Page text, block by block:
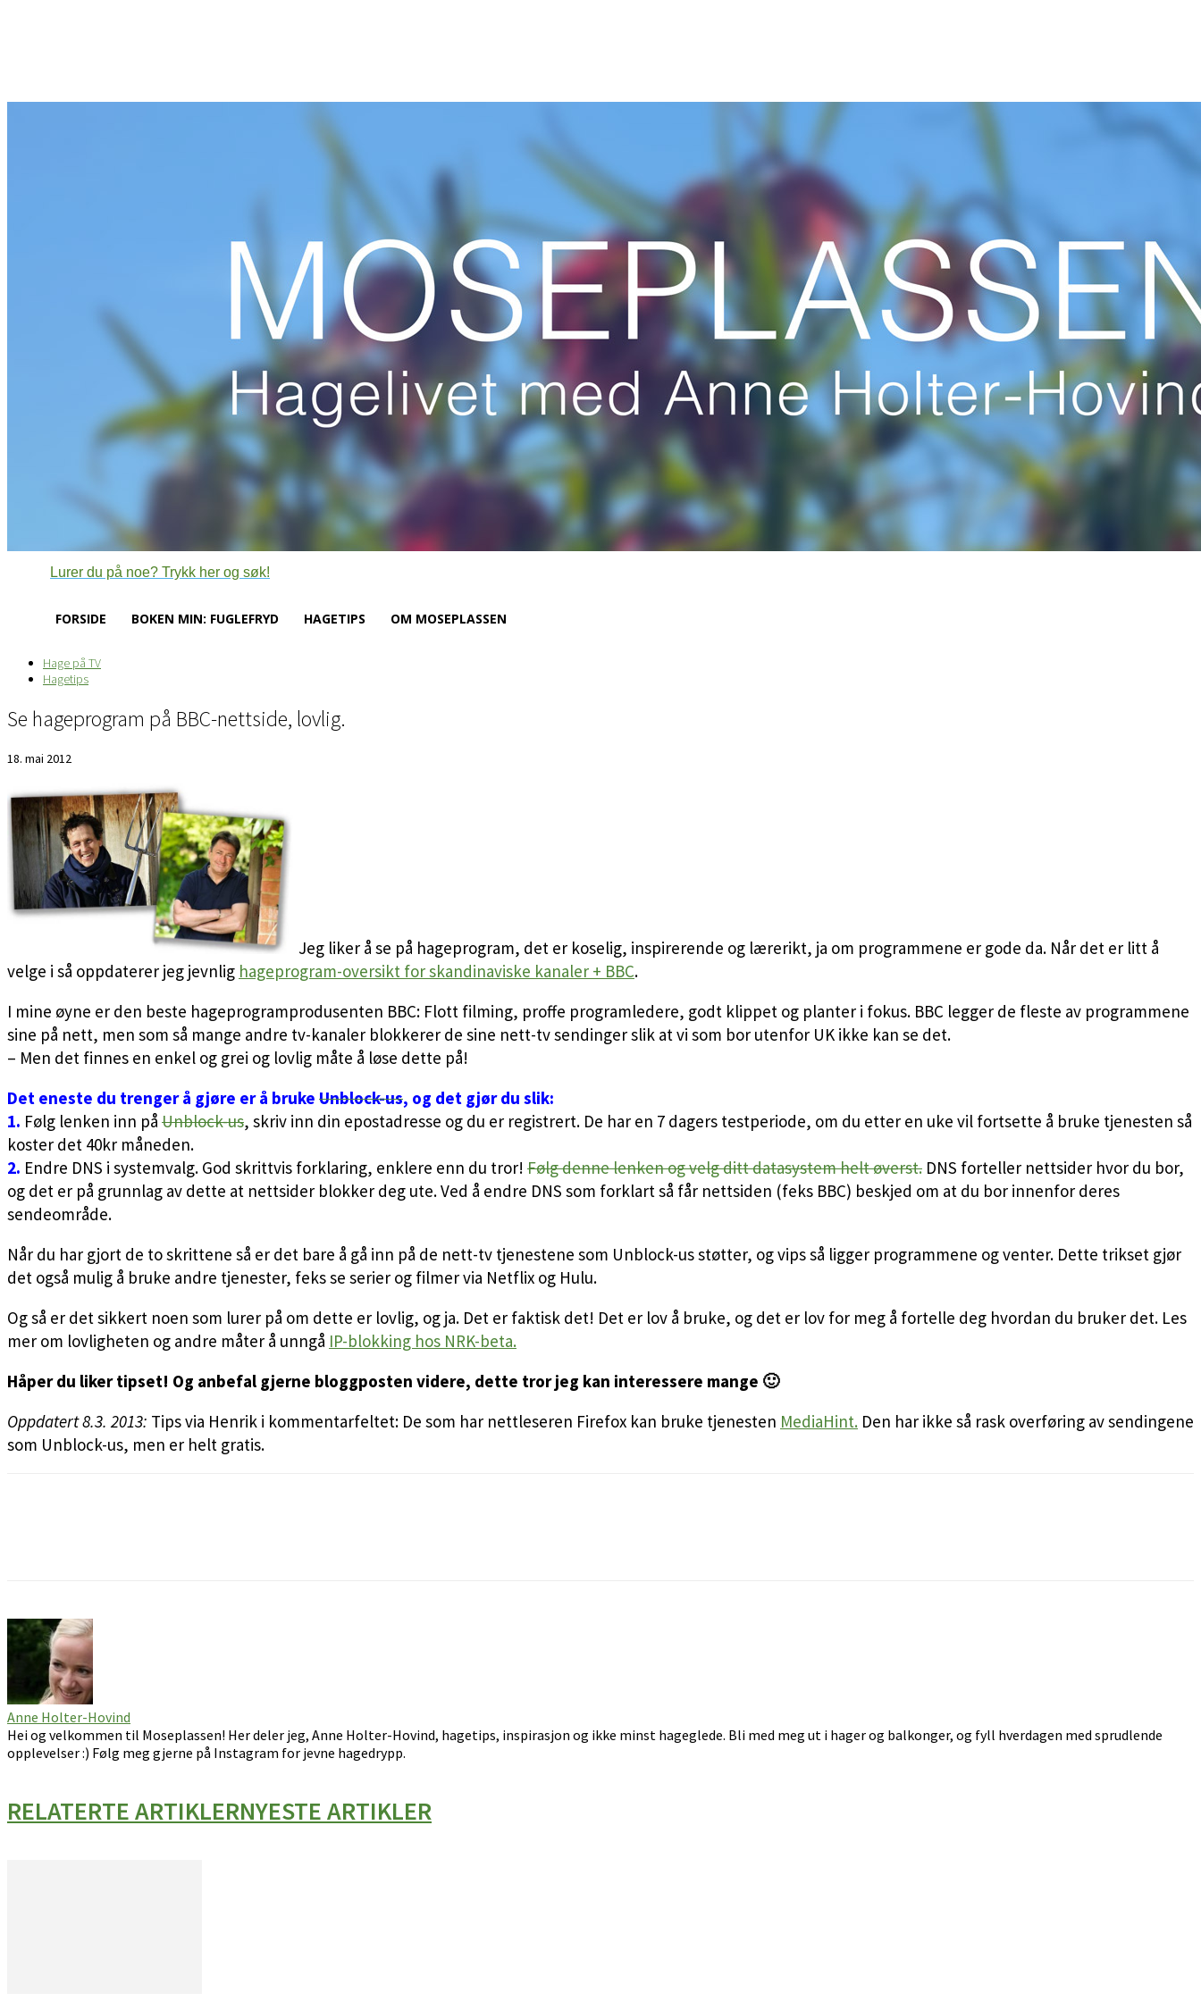
Lurer du på noe? Trykk her og søk!
FORSIDE BOKEN MIN: FUGLEFRYD HAGETIPS OM MOSEPLASSEN
Hage på TV
Hagetips
Se hageprogram på BBC-nettside, lovlig.
18. mai 2012
Jeg liker å se på hageprogram, det er koselig, inspirerende og lærerikt, ja om programmene er gode da. Når det er litt å
velge i så oppdaterer jeg jevnlig hageprogram-oversikt for skandinaviske kanaler + BBC.
I mine øyne er den beste hageprogramprodusenten BBC: Flott filming, proffe programledere, godt klippet og planter i fokus. BBC legger de fleste av programmene
sine på nett, men som så mange andre tv-kanaler blokkerer de sine nett-tv sendinger slik at vi som bor utenfor UK ikke kan se det.
– Men det finnes en enkel og grei og lovlig måte å løse dette på!
Det eneste du trenger å gjøre er å bruke Unblock-us, og det gjør du slik:
1. Følg lenken inn på Unblock-us, skriv inn din epostadresse og du er registrert. De har en 7 dagers testperiode, om du etter en uke vil fortsette å bruke tjenesten så
koster det 40kr måneden.
2. Endre DNS i systemvalg. God skrittvis forklaring, enklere enn du tror! Følg denne lenken og velg ditt datasystem helt øverst. DNS forteller nettsider hvor du bor,
og det er på grunnlag av dette at nettsider blokker deg ute. Ved å endre DNS som forklart så får nettsiden (feks BBC) beskjed om at du bor innenfor deres
sendeområde.
Når du har gjort de to skrittene så er det bare å gå inn på de nett-tv tjenestene som Unblock-us støtter, og vips så ligger programmene og venter. Dette trikset gjør
det også mulig å bruke andre tjenester, feks se serier og filmer via Netflix og Hulu.
Og så er det sikkert noen som lurer på om dette er lovlig, og ja. Det er faktisk det! Det er lov å bruke, og det er lov for meg å fortelle deg hvordan du bruker det. Les
mer om lovligheten og andre måter å unngå IP-blokking hos NRK-beta.
Håper du liker tipset! Og anbefal gjerne bloggposten videre, dette tror jeg kan interessere mange 🙂
Oppdatert 8.3. 2013: Tips via Henrik i kommentarfeltet: De som har nettleseren Firefox kan bruke tjenesten MediaHint. Den har ikke så rask overføring av sendingene
som Unblock-us, men er helt gratis.
Anne Holter-Hovind
Hei og velkommen til Moseplassen! Her deler jeg, Anne Holter-Hovind, hagetips, inspirasjon og ikke minst hageglede. Bli med meg ut i hager og balkonger, og fyll hverdagen med sprudlende
opplevelser :) Følg meg gjerne på Instagram for jevne hagedrypp.
RELATERTE ARTIKLERNYESTE ARTIKLER